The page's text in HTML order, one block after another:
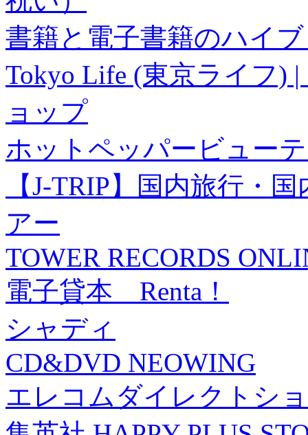
書籍と電子書籍のハイ
Tokyo Life (東京ライフ)
ョップ
ホットペッパービュー
【J-TRIP】国内旅行・
アー
TOWER RECORDS
電子貸本 Renta！
シャディ
CD&DVD NEOWING
エレコムダイレクトシ